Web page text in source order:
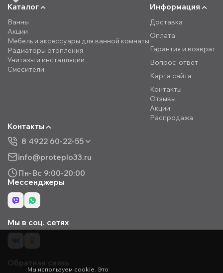
Каталог
Ванны
Акции
Мебель и аксессуары для ванной комнаты
Радиаторы отопления
Унитазы и инсталляции
Смесители
Информация
Доставка
Оплата
Гарантия и возврат
Вопрос-ответ
Карта сайта
Контакты
Отзывы
Акции
Распродажа
Контакты
8 4922 60-22-55
info@proteplo33.ru
Пн-Вс 9:00-20:00
Мессенджеры
Мы в соц. сетях
Обратная связь
Мы используем cookie. Это